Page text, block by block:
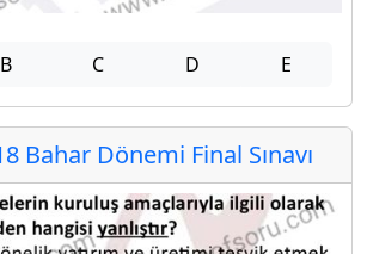
B C D E
Bahar Dönemi Final Sınavı